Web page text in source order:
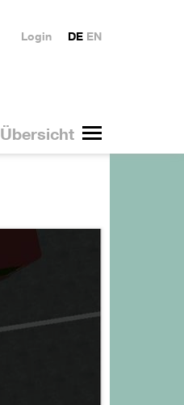
Übersicht
DE EN
Login